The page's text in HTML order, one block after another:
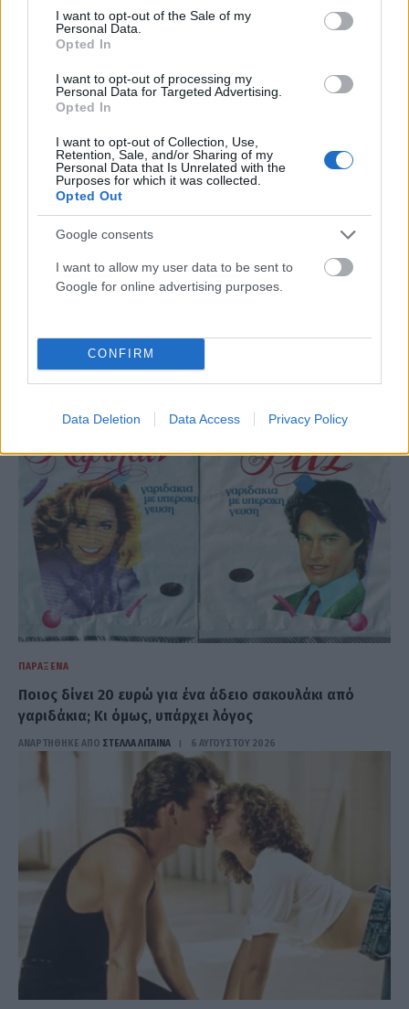
consent section.
I want to opt-out of the Sale of my
Personal Data.
Opted In
I want to opt-out of processing my
Personal Data for Targeted Advertising.
Opted In
I want to opt-out of Collection, Use,
Retention, Sale, and/or Sharing of my
Personal Data that Is Unrelated with the
Purposes for which it was collected.
Opted Out
Google consents
I want to allow my user data to be sent to
Google for online advertising purposes.
CONFIRM
Data Deletion Data Access Privacy Policy
ΑΝΑΡΤΗΘΗΚΕ ΑΠΟΣΤΈΛΛΑ ΛΊΤΑΙΝΑ
Άνθρωπος στον Άρη; Η φωτογραφία της NASA που έχει
τρελάνει το διαδίκτυο
ΑΝΑΡΤΗΘΗΚΕ ΑΠΟΆΛΚΗΣΤΗ ΓΑΤΟΠΟΎΛΟΥ 6 ΑΥΓΟΎΣΤΟΥ 2026
ΠΑΡΆΞΕΝΑ
Ποιος δίνει 20 ευρώ για ένα άδειο σακουλάκι από
γαριδάκια; Κι όμως, υπάρχει λόγος
ΑΝΑΡΤΗΘΗΚΕ ΑΠΟ ΣΤΈΛΛΑ ΛΊΤΑΙΝΑ 6 ΑΥΓΟΎΣΤΟΥ 2026